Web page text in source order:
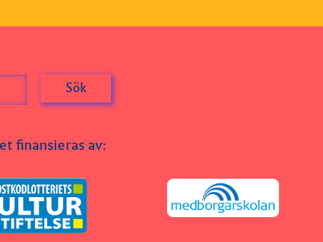
finansieras av: